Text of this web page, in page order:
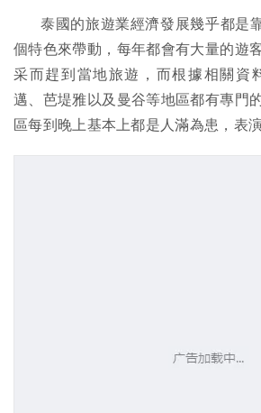
泰國的旅遊業經濟發展幾乎都是
個特色來帶動，每年都會有大量的遊
采而趕到當地旅遊，而根據相關資
邁、芭堤雅以及曼谷等地區都有專門
區每到晚上基本上都是人滿為患，表